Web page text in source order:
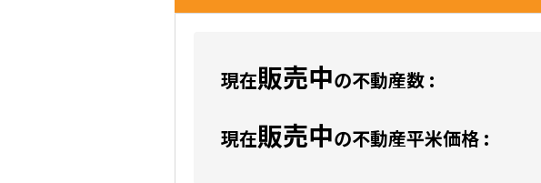
現在販売中の不動産数 :
現在販売中の不動産平米価格 :